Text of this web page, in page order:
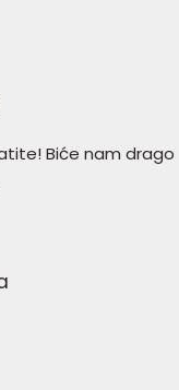
Biće nam drago